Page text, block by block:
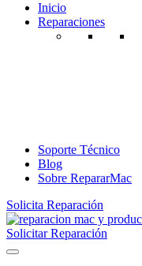
Inicio
Reparaciones
Soporte Técnico
Blog
Sobre RepararMac
Solicita Reparación
Solicitar Reparación